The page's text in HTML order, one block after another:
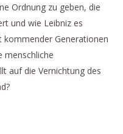
Ordnung zu geben, die
und wie Leibniz es
kommender Generationen
menschliche
auf die Vernichtung des